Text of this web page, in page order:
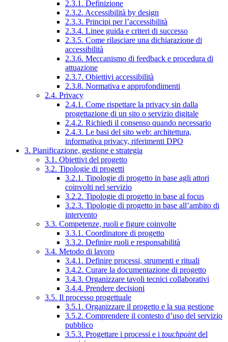
2.3.1. Definizione
2.3.2. Accessibilità by design
2.3.3. Principi per l’accessibilità
2.3.4. Linee guida e criteri di successo
2.3.5. Come rilasciare una dichiarazione di
accessibilità
2.3.6. Meccanismo di feedback e procedura di
attuazione
2.3.7. Obiettivi accessibilità
2.3.8. Normativa e approfondimenti
2.4. Privacy
2.4.1. Come rispettare la privacy sin dalla
progettazione di un sito o servizio digitale
2.4.2. Richiedi il consenso quando necessario
2.4.3. Le basi del sito web: architettura,
informativa privacy, riferimenti DPO
3. Pianificazione, gestione e strategia
3.1. Obiettivi del progetto
3.2. Tipologie di progetti
3.2.1. Tipologie di progetto in base agli attori
coinvolti nel servizio
3.2.2. Tipologie di progetto in base al focus
3.2.3. Tipologie di progetto in base all’ambito di
intervento
3.3. Competenze, ruoli e figure coinvolte
3.3.1. Coordinatore di progetto
3.3.2. Definire ruoli e responsabilità
3.4. Metodo di lavoro
3.4.1. Definire processi, strumenti e rituali
3.4.2. Curare la documentazione di progetto
3.4.3. Organizzare tavoli tecnici collaborativi
3.4.4. Prendere decisioni
3.5. Il processo progettuale
3.5.1. Organizzare il progetto e la sua gestione
3.5.2. Comprendere il contesto d’uso del servizio
pubblico
3.5.3. Progettare i processi e i touchpointdel